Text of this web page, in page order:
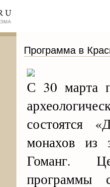
Программа в
С 30 марта
состоятся
монахов из
Гоманг.
программы